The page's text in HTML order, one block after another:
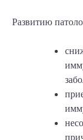
Развитию